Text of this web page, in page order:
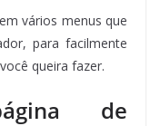
vários menus que
para facilmente
queira fazer.
de